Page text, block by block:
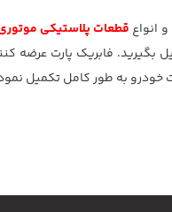
انواع قطعات پلاستیکی
خودرو به طور کامل تکمیل